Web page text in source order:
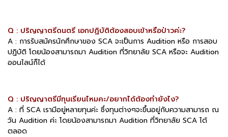
Q : ปริญญาตรีดนตรี เอกปฏิบัติต้องสอบเข้าหรือป่าวค่ะ?
A : การรับสมัครนักศึกษาของ SCA จะเป็นการ Audition หรือ การสอบ
ปฏิบัติ โดยน้องสามารถมา Audition ที่วิทยาลัย SCA หรือจะ Audition
ออนไลน์ก็ได้
Q : ปริญญาตรีมีทุนเรียนไหมคะ/อยากได้ต้องทำยังไง?
A : ที่ SCA เรามีอยู่หลายทุนค่ะ ซึ่งทุนต่างๆจะขึ้นอยู่กับความสามารถ ณ
วัน Audition ค่ะ โดยน้องสามารถมา Audition ที่วิทยาลัย SCA ได้
ตลอด